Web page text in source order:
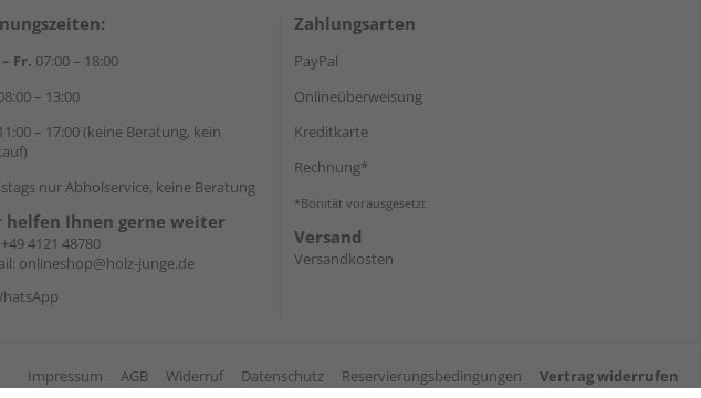
Fr. 07:00 – 18:00
– 13:00
– 17:00 (keine Beratung, kein
nur Abholservice, keine Beratung
helfen Ihnen gerne weiter
+49 4121 48780
onlineshop@holz-junge.de
Zahlungsarten
PayPal
Onlineüberweisung
Kreditkarte
Rechnung*
*Bonität vorausgesetzt
Versand
Versandkosten
Impressum AGB Widerruf Datenschutz Reservierungsbedingungen Vertrag widerrufen